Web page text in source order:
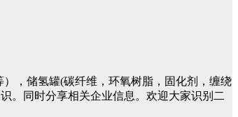
，储氢罐(碳纤维，环氧树脂，固化剂，缠绕
。同时分享相关企业信息。欢迎大家识别二